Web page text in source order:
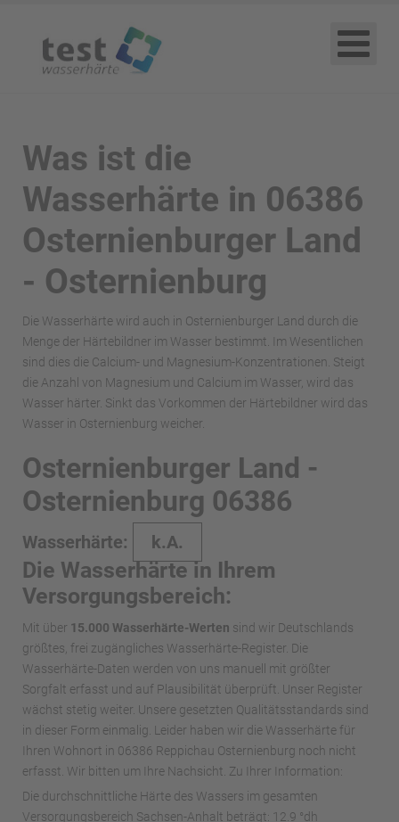
Was ist die
Wasserhärte in 06386
Osternienburger Land
- Osternienburg
Die Wasserhärte wird auch in Osternienburger Land durch die
Menge der Härtebildner im Wasser bestimmt. Im Wesentlichen
sind dies die Calcium- und Magnesium-Konzentrationen. Steigt
die Anzahl von Magnesium und Calcium im Wasser, wird das
Wasser härter. Sinkt das Vorkommen der Härtebildner wird das
Wasser in Osternienburg weicher.
Osternienburger Land -
Osternienburg 06386
Wasserhärte: k.A.
Die Wasserhärte in Ihrem
Versorgungsbereich:
Mit über 15.000 Wasserhärte-Werten sind wir Deutschlands
größtes, frei zugängliches Wasserhärte-Register. Die
Wasserhärte-Daten werden von uns manuell mit größter
Sorgfalt erfasst und auf Plausibilität überprüft. Unser Register
wächst stetig weiter. Unsere gesetzten Qualitätsstandards sind
in dieser Form einmalig. Leider haben wir die Wasserhärte für
Ihren Wohnort in 06386 Reppichau Osternienburg noch nicht
erfasst. Wir bitten um Ihre Nachsicht. Zu Ihrer Information:
Die durchschnittliche Härte des Wassers im gesamten
Versorgungsbereich Sachsen-Anhalt beträgt: 12.9 °dh